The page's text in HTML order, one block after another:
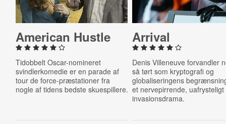
American Hustle
Tidobbelt Oscar-nomineret
svindlerkomedie er en parade af
tour de force-præstationer fra
nogle af tidens bedste skuespillere.
Arrival
Denis Villeneuve forvandler
så tørt som kryptografi og
globaliseringens
et nervepirrende, uafrysteligt
invasionsdrama.